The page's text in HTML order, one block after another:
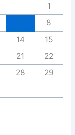
1
8
14
15
21
22
28
29